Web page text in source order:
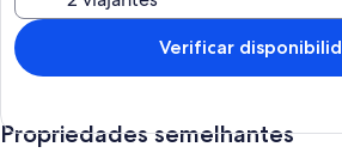
Verificar
Propriedades semelhantes